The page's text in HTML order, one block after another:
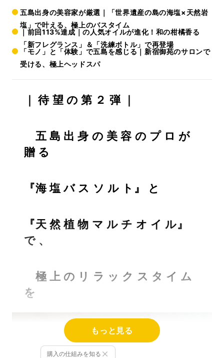
五島出身の美容家が厳選｜「世界遺産の島の海塩×天然岩
塩」で叶える、極上のバスタイム
｜前回113%達成｜の人気オイルが進化！和の柑橘香る
「新フレグランス」＆「洗練ボトル」で再登場
「モノ」と「体験」で五島を感じる｜新宿御苑のサロンで
受ける、極上ヘッドスパ
｜ 待 望 の 第 ２ 弾 ｜
五 島 出 身 の 美 容 の プ ロ が
贈 る
『海 塩 バ ス ソ ル ト』 と
『天 然 植 物 マ ル チ オ イ ル』
で 、
極 上 の リ ラ ッ ク ス タ イ ム
を
もっと見る
購入の仕組みを知る